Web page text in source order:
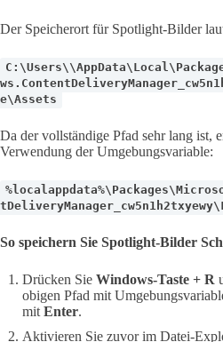
Der Speicherort für Spotlight-Bilder
e\Assets
Da der vollständige Pfad sehr lang ist,
Verwendung der Umgebungsvariable:
So speichern Sie Spotlight-Bilder
Drücken Sie Windows-Taste + R
obigen Pfad mit
mit Enter.
Aktivieren Sie zuvor im Datei-